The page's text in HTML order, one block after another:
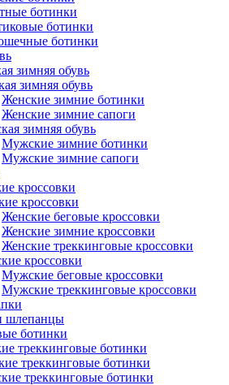
ботинки
ботинки
ботинки
зимняя обувь
зимняя обувь
Женские зимние ботинки
Женские зимние сапоги
зимняя обувь
Мужские зимние ботинки
Мужские зимние сапоги
кроссовки
кроссовки
Женские беговые кроссовки
Женские зимние кроссовки
Женские треккинговые кроссовки
кроссовки
Мужские беговые кроссовки
Мужские треккинговые кроссовки
шлепанцы
ботинки
треккинговые ботинки
треккинговые ботинки
треккинговые ботинки